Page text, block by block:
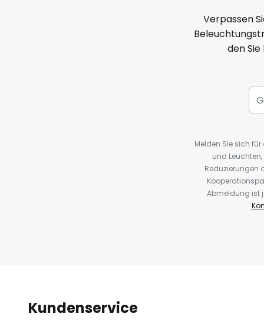
Verpassen
den
Melden Sie sich
und
Reduzierungen
Abmeldung ist
Kundenservice